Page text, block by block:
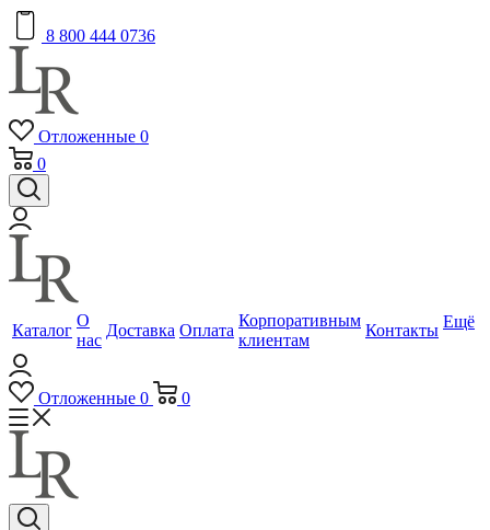
8 800 444 0736
Отложенные 0
0
Каталог
О
нас
Доставка Оплата
Корпоративным
клиентам
Контакты Ещё
Отложенные 0 0